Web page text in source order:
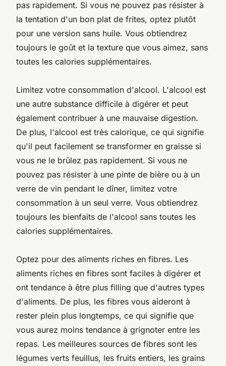
pas rapidement. Si vous ne pouvez pas résister à
la tentation d'un bon plat de frites, optez plutôt
pour une version sans huile. Vous obtiendrez
toujours le goût et la texture que vous aimez, sans
toutes les calories supplémentaires.
Limitez votre consommation d'alcool. L'alcool est
une autre substance difficile à digérer et peut
également contribuer à une mauvaise digestion.
De plus, l'alcool est très calorique, ce qui signifie
qu'il peut facilement se transformer en graisse si
vous ne le brûlez pas rapidement. Si vous ne
pouvez pas résister à une pinte de bière ou à un
verre de vin pendant le dîner, limitez votre
consommation à un seul verre. Vous obtiendrez
toujours les bienfaits de l'alcool sans toutes les
calories supplémentaires.
Optez pour des aliments riches en fibres. Les
aliments riches en fibres sont faciles à digérer et
ont tendance à être plus filling que d'autres types
d'aliments. De plus, les fibres vous aideront à
rester plein plus longtemps, ce qui signifie que
vous aurez moins tendance à grignoter entre les
repas. Les meilleures sources de fibres sont les
légumes verts feuillus, les fruits entiers, les grains